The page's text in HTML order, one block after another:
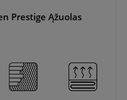
Prestige Ąžuolas